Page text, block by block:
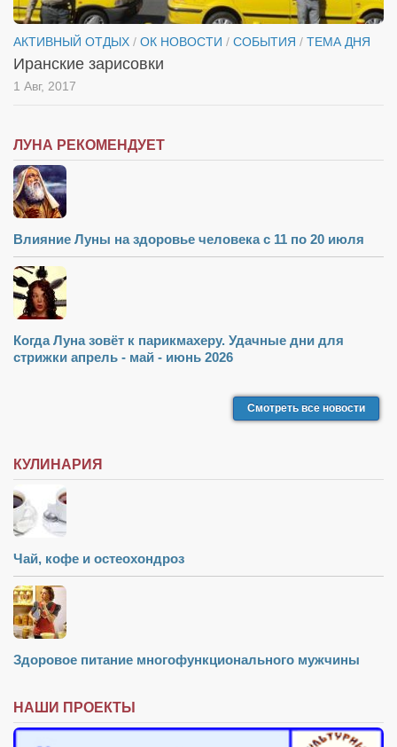
АКТИВНЫЙ ОТДЫХ / ОК НОВОСТИ / СОБЫТИЯ / ТЕМА ДНЯ
Иранские зарисовки
1 Авг, 2017
ЛУНА РЕКОМЕНДУЕТ
Влияние Луны на здоровье человека с 11 по 20 июля
Когда Луна зовёт к парикмахеру. Удачные дни для
стрижки апрель - май - июнь 2026
Смотреть все новости
КУЛИНАРИЯ
Чай, кофе и остеохондроз
Здоровое питание многофункционального мужчины
НАШИ ПРОЕКТЫ